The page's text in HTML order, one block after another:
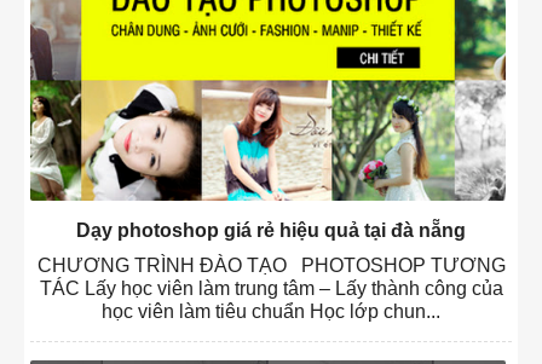
Dạy photoshop giá rẻ hiệu quả tại đà nẵng
CHƯƠNG TRÌNH ĐÀO TẠO PHOTOSHOP TƯƠNG
TÁC Lấy học viên làm trung tâm – Lấy thành công của
học viên làm tiêu chuẩn Học lớp chun...